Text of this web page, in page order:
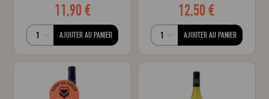
style="width: 100%;"100
% of 100
11,90 €
AJOUTER AU PANIER
12,50 €
AJOUTER AU PANIER